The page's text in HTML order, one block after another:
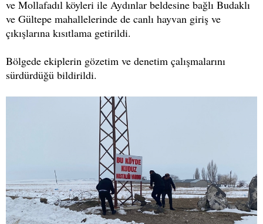
ve Mollafadıl köyleri ile Aydınlar beldesine bağlı Budaklı
ve Gültepe mahallelerinde de canlı hayvan giriş ve
çıkışlarına kısıtlama getirildi.
Bölgede ekiplerin gözetim ve denetim çalışmalarını
sürdürdüğü bildirildi.